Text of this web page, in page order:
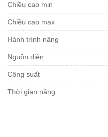
Chiều cao min
Chiều cao max
Hành trình nâng
Nguồn điện
Công suất
Thời gian nâng